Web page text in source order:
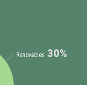
Renovables 30%